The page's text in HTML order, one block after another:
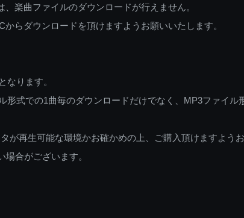
楽曲ファイルのダウンロードが行えません。
らダウンロードを頂けますようお願いいたします。
なります。
式での1曲毎のダウンロードだけでなく、MP3ファイル
再生可能な環境かお確かめの上、ご購入頂けますようお
合がございます。